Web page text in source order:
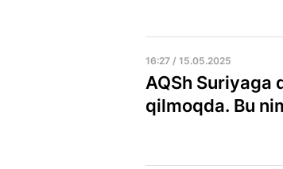
16:27 / 15.05.2025
AQSh Suriyaga
qilmoqda. Bu